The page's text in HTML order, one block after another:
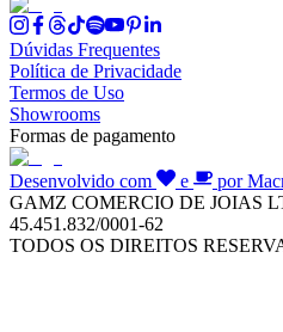
Dúvidas Frequentes
Política de Privacidade
Termos de Uso
Showrooms
Formas de pagamento
Desenvolvido com e
por
GAMZ COMERCIO DE JOIAS
45.451.832/0001-62
TODOS OS DIREITOS